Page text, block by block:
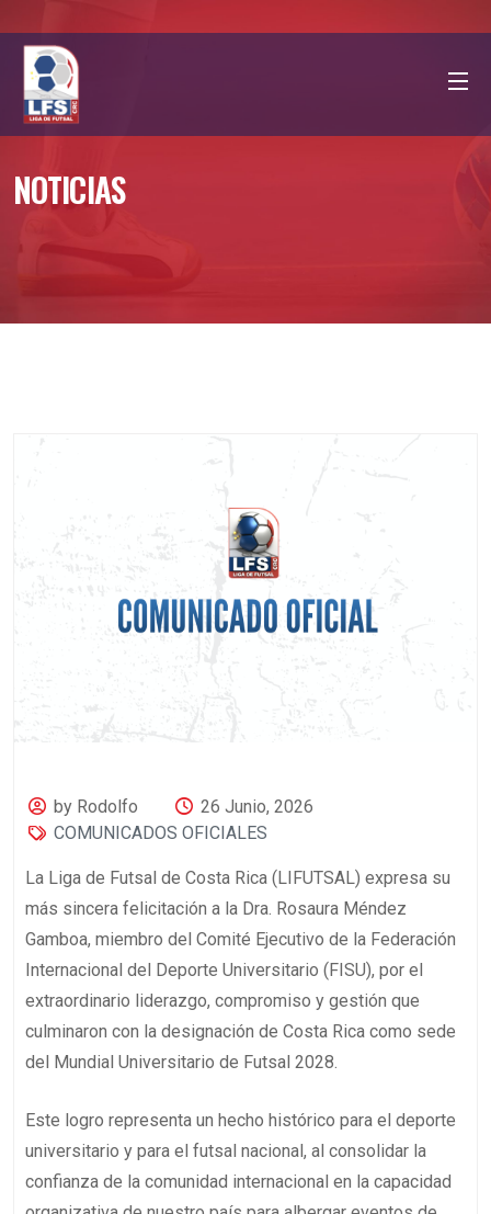
NOTICIAS
by Rodolfo
26 Junio, 2026
COMUNICADOS OFICIALES
La Liga de Futsal de Costa Rica (LIFUTSAL) expresa su
más sincera felicitación a la Dra. Rosaura Méndez
Gamboa, miembro del Comité Ejecutivo de la Federación
Internacional del Deporte Universitario (FISU), por el
extraordinario liderazgo, compromiso y gestión que
culminaron con la designación de Costa Rica como sede
del Mundial Universitario de Futsal 2028.
Este logro representa un hecho histórico para el deporte
universitario y para el futsal nacional, al consolidar la
confianza de la comunidad internacional en la capacidad